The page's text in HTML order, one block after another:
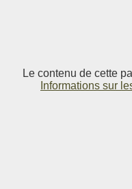
Le contenu de cette
Informations sur